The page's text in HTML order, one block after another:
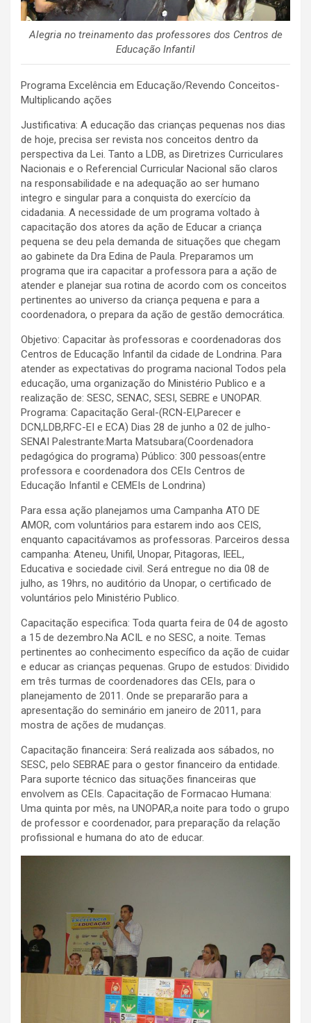
Alegria no treinamento das professores dos Centros de
Educação Infantil
Programa Excelência em Educação/Revendo Conceitos-
Multiplicando ações
Justificativa: A educação das crianças pequenas nos dias
de hoje, precisa ser revista nos conceitos dentro da
perspectiva da Lei. Tanto a LDB, as Diretrizes Curriculares
Nacionais e o Referencial Curricular Nacional são claros
na responsabilidade e na adequação ao ser humano
integro e singular para a conquista do exercício da
cidadania. A necessidade de um programa voltado à
capacitação dos atores da ação de Educar a criança
pequena se deu pela demanda de situações que chegam
ao gabinete da Dra Edina de Paula. Preparamos um
programa que ira capacitar a professora para a ação de
atender e planejar sua rotina de acordo com os conceitos
pertinentes ao universo da criança pequena e para a
coordenadora, o prepara da ação de gestão democrática.
Objetivo: Capacitar às professoras e coordenadoras dos
Centros de Educação Infantil da cidade de Londrina. Para
atender as expectativas do programa nacional Todos pela
educação, uma organização do Ministério Publico e a
realização de: SESC, SENAC, SESI, SEBRE e UNOPAR.
Programa: Capacitação Geral-(RCN-EI,Parecer e
DCN,LDB,RFC-EI e ECA) Dias 28 de junho a 02 de julho-
SENAI Palestrante:Marta Matsubara(Coordenadora
pedagógica do programa) Público: 300 pessoas(entre
professora e coordenadora dos CEIs Centros de
Educação Infantil e CEMEIs de Londrina)
Para essa ação planejamos uma Campanha ATO DE
AMOR, com voluntários para estarem indo aos CEIS,
enquanto capacitávamos as professoras. Parceiros dessa
campanha: Ateneu, Unifil, Unopar, Pitagoras, IEEL,
Educativa e sociedade civil. Será entregue no dia 08 de
julho, as 19hrs, no auditório da Unopar, o certificado de
voluntários pelo Ministério Publico.
Capacitação especifica: Toda quarta feira de 04 de agosto
a 15 de dezembro.Na ACIL e no SESC, a noite. Temas
pertinentes ao conhecimento específico da ação de cuidar
e educar as crianças pequenas. Grupo de estudos: Dividido
em três turmas de coordenadores das CEIs, para o
planejamento de 2011. Onde se prepararão para a
apresentação do seminário em janeiro de 2011, para
mostra de ações de mudanças.
Capacitação financeira: Será realizada aos sábados, no
SESC, pelo SEBRAE para o gestor financeiro da entidade.
Para suporte técnico das situações financeiras que
envolvem as CEIs. Capacitação de Formacao Humana:
Uma quinta por mês, na UNOPAR,a noite para todo o grupo
de professor e coordenador, para preparação da relação
profissional e humana do ato de educar.